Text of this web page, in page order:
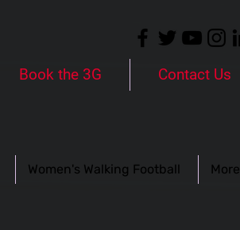
Book the 3G Contact Us
Women's Walking Football More